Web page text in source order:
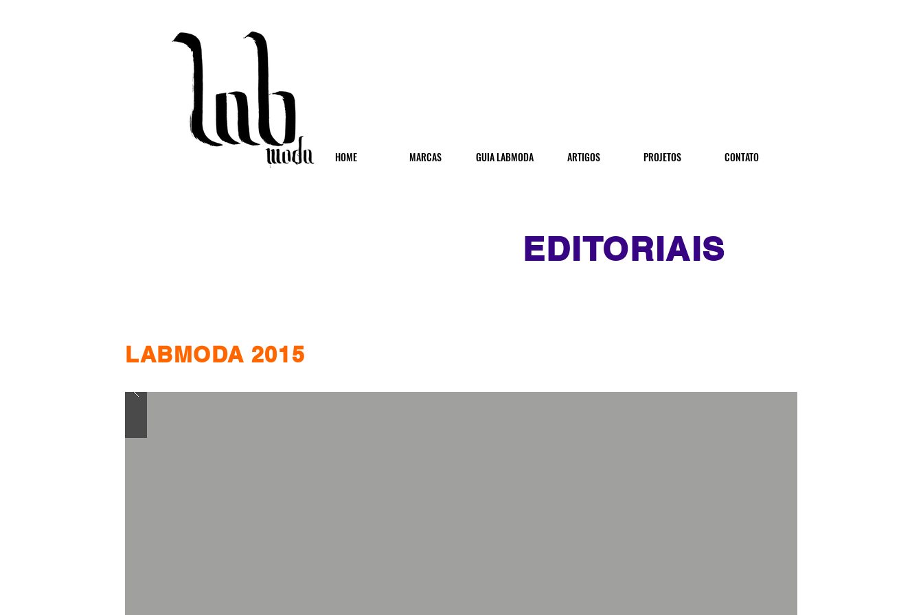
HOME MARCAS GUIA LABMODA ARTIGOS PROJETOS CONTATO
EDITORIAIS
LABMODA 2015